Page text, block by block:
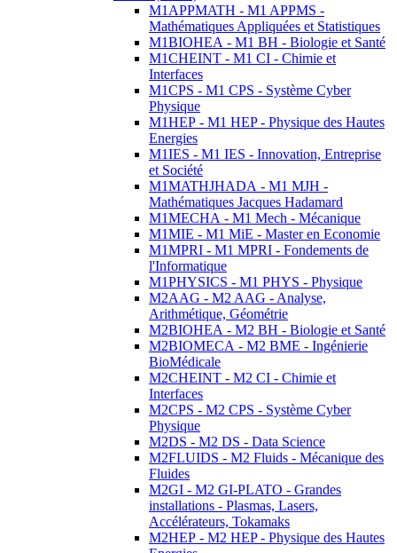
M1APPMATH - M1 APPMS -
Mathématiques Appliquées et Statistiques
M1BIOHEA - M1 BH - Biologie et Santé
M1CHEINT - M1 CI - Chimie et
Interfaces
M1CPS - M1 CPS - Système Cyber
Physique
M1HEP - M1 HEP - Physique des Hautes
Energies
M1IES - M1 IES - Innovation, Entreprise
et Société
M1MATHJHADA - M1 MJH -
Mathématiques Jacques Hadamard
M1MECHA - M1 Mech - Mécanique
M1MIE - M1 MiE - Master en Economie
M1MPRI - M1 MPRI - Fondements de
l'Informatique
M1PHYSICS - M1 PHYS - Physique
M2AAG - M2 AAG - Analyse,
Arithmétique, Géométrie
M2BIOHEA - M2 BH - Biologie et Santé
M2BIOMECA - M2 BME - Ingénierie
BioMédicale
M2CHEINT - M2 CI - Chimie et
Interfaces
M2CPS - M2 CPS - Système Cyber
Physique
M2DS - M2 DS - Data Science
M2FLUIDS - M2 Fluids - Mécanique des
Fluides
M2GI - M2 GI-PLATO - Grandes
installations - Plasmas, Lasers,
Accélérateurs, Tokamaks
M2HEP - M2 HEP - Physique des Hautes